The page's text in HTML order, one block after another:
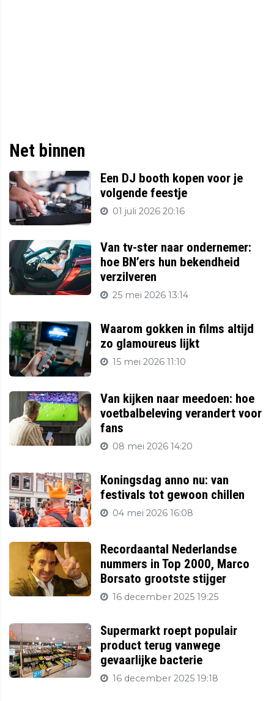
Net binnen
Een DJ booth kopen voor je
volgende feestje
01 juli 2026 20:16
Van tv-ster naar ondernemer:
hoe BN’ers hun bekendheid
verzilveren
25 mei 2026 13:14
Waarom gokken in films altijd
zo glamoureus lijkt
15 mei 2026 11:10
Van kijken naar meedoen: hoe
voetbalbeleving verandert voor
fans
08 mei 2026 14:20
Koningsdag anno nu: van
festivals tot gewoon chillen
04 mei 2026 16:08
Recordaantal Nederlandse
nummers in Top 2000, Marco
Borsato grootste stijger
16 december 2025 19:25
Supermarkt roept populair
product terug vanwege
gevaarlijke bacterie
16 december 2025 19:18